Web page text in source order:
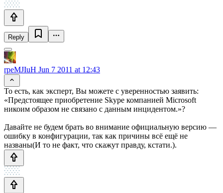
Reply
rpeMJIuH Jun 7 2011 at 12:43
То есть, как эксперт, Вы можете с уверенностью заявить:
«Предстоящее приобретение Skype компанией Microsoft
никоим образом не связано с данным инцидентом.»?
Давайте не будем брать во внимание официальную версию —
ошибку в конфигурации, так как причины всё ещё не
названы(И то не факт, что скажут правду, кстати.).